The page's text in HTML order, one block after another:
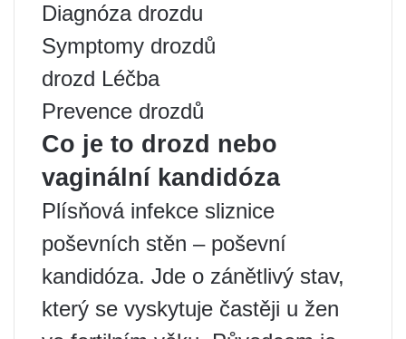
Diagnóza drozdu
Symptomy drozdů
drozd Léčba
Prevence drozdů
Co je to drozd nebo
vaginální kandidóza
Plísňová infekce sliznice
poševních stěn – poševní
kandidóza. Jde o zánětlivý stav,
který se vyskytuje častěji u žen